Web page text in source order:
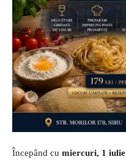
Începând cu miercuri, 1 iulie